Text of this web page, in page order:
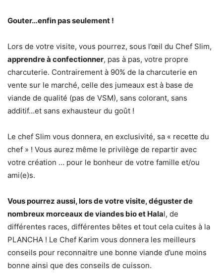
Gouter…enfin pas seulement !
Lors de votre visite, vous pourrez, sous l’œil du Chef Slim,
apprendre à confectionner, pas à pas, votre propre
charcuterie. Contrairement à 90% de la charcuterie en
vente sur le marché, celle des jumeaux est à base de
viande de qualité (pas de VSM), sans colorant, sans
additif…et sans exhausteur du goût !
Le chef Slim vous donnera, en exclusivité, sa « recette du
chef » ! Vous aurez même le privilège de repartir avec
votre création … pour le bonheur de votre famille et/ou
ami(e)s.
Vous pourrez aussi, lors de votre visite, déguster de
nombreux morceaux de viandes bio et Halal, de
différentes races, différentes bêtes et tout cela cuites à la
PLANCHA ! Le Chef Karim vous donnera les meilleurs
conseils pour reconnaitre une bonne viande d’une moins
bonne ainsi que des conseils de cuisson.